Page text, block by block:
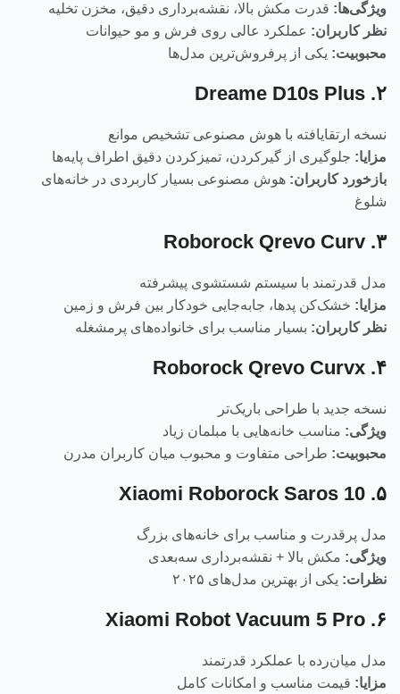
ویژگی‌ها: قدرت مکش بالا، نقشه‌برداری دقیق، مخزن تخلیه
نظر کاربران: عملکرد عالی روی فرش و مو حیوانات
محبوبیت: یکی از پرفروش‌ترین مدل‌ها
۲. Dreame D10s Plus
نسخه ارتقایافته با هوش مصنوعی تشخیص موانع
مزایا: جلوگیری از گیرکردن، تمیزکردن دقیق اطراف پایه‌ها
بازخورد کاربران: هوش مصنوعی بسیار کاربردی در خانه‌های
شلوغ
۳. Roborock Qrevo Curv
مدل قدرتمند با سیستم شستشوی پیشرفته
مزایا: خشک‌کن پدها، جابه‌جایی خودکار بین فرش و زمین
نظر کاربران: بسیار مناسب برای خانواده‌های پرمشغله
۴. Roborock Qrevo Curvx
نسخه جدید با طراحی باریک‌تر
ویژگی: مناسب خانه‌هایی با مبلمان زیاد
محبوبیت: طراحی متفاوت و محبوب میان کاربران مدرن
۵. Xiaomi Roborock Saros 10
مدل پرقدرت و مناسب برای خانه‌های بزرگ
ویژگی: مکش بالا + نقشه‌برداری سه‌بعدی
نظرات: یکی از بهترین مدل‌های ۲۰۲۵
۶. Xiaomi Robot Vacuum 5 Pro
مدل میان‌رده با عملکرد قدرتمند
مزایا: قیمت مناسب و امکانات کامل